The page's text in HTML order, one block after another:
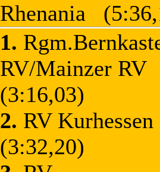
Rhenania
1.
RV/Mainzer RV
(3:16,03)
2. RV
(3:32,20)